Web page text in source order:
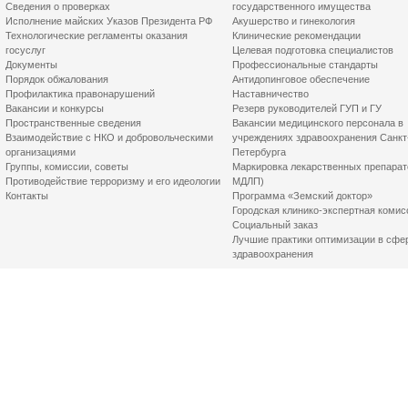
Сведения о проверках
Исполнение майских Указов Президента РФ
Технологические регламенты оказания
госуслуг
Документы
Порядок обжалования
Профилактика правонарушений
Вакансии и конкурсы
Пространственные сведения
Взаимодействие с НКО и добровольческими
организациями
Группы, комиссии, советы
Противодействие терроризму и его идеологии
Контакты
государственного имущества
Акушерство и гинекология
Клинические рекомендации
Целевая подготовка специалистов
Профессиональные стандарты
Антидопинговое обеспечение
Наставничество
Резерв руководителей ГУП и ГУ
Вакансии медицинского персонала в
учреждениях здравоохранения
Петербурга
Маркировка лекарственных
МДЛП)
Программа «Земский доктор»
Городская клинико-экспертная
Социальный заказ
Лучшие практики оптимизации в
здравоохранения